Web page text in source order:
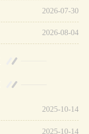
2026-07-30
2026-08-04
2025-10-14
2025-10-14